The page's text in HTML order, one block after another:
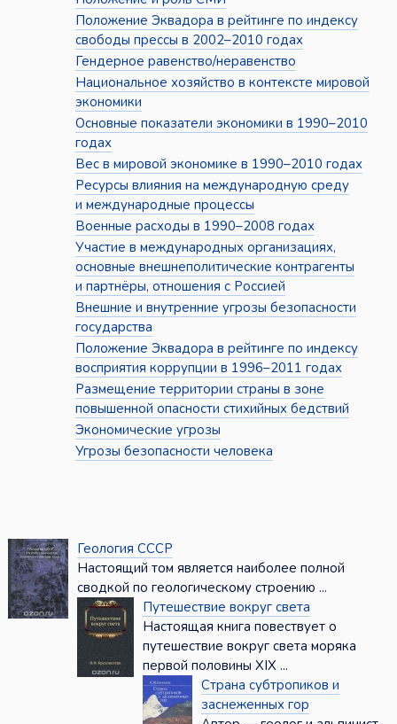
Положение Эквадора в рейтинге по индексу
свободы прессы в 2002–2010 годах
Гендерное равенство/неравенство
Национальное хозяйство в контексте мировой
экономики
Основные показатели экономики в 1990–2010
годах
Вес в мировой экономике в 1990–2010 годах
Ресурсы влияния на международную среду
и международные процессы
Военные расходы в 1990–2008 годах
Участие в международных организациях,
основные внешнеполитические контрагенты
и партнёры, отношения с Россией
Внешние и внутренние угрозы безопасности
государства
Положение Эквадора в рейтинге по индексу
восприятия коррупции в 1996–2011 годах
Размещение территории страны в зоне
повышенной опасности стихийных бедствий
Экономические угрозы
Угрозы безопасности человека
Геология СССР
Настоящий том является наиболее полной
сводкой по геологическому строению ...
Путешествие вокруг света
Настоящая книга повествует о
путешествие вокруг света моряка
первой половины XIX ...
Страна субтропиков и
заснеженных гор